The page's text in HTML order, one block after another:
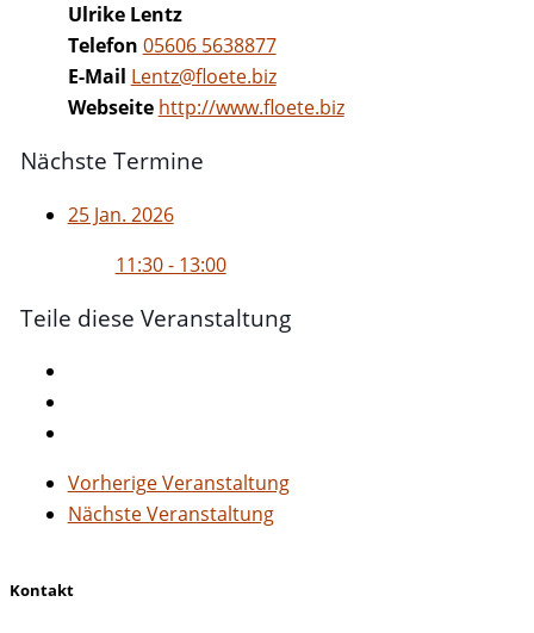
Ulrike Lentz
Telefon 05606 5638877
E-Mail Lentz@floete.biz
Webseite http://www.floete.biz
Nächste Termine
25 Jan. 2026
11:30 - 13:00
Teile diese Veranstaltung
Vorherige Veranstaltung
Nächste Veranstaltung
Kontakt